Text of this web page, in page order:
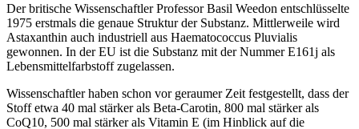
Der britische Wissenschaftler Professor Basil Weedon entschlüsselte
1975 erstmals die genaue Struktur der Substanz. Mittlerweile wird
Astaxanthin auch industriell aus Haematococcus Pluvialis
gewonnen. In der EU ist die Substanz mit der Nummer E161j als
Lebensmittelfarbstoff zugelassen.
Wissenschaftler haben schon vor geraumer Zeit festgestellt, dass der
Stoff etwa 40 mal stärker als Beta-Carotin, 800 mal stärker als
CoQ10, 500 mal stärker als Vitamin E (im Hinblick auf die